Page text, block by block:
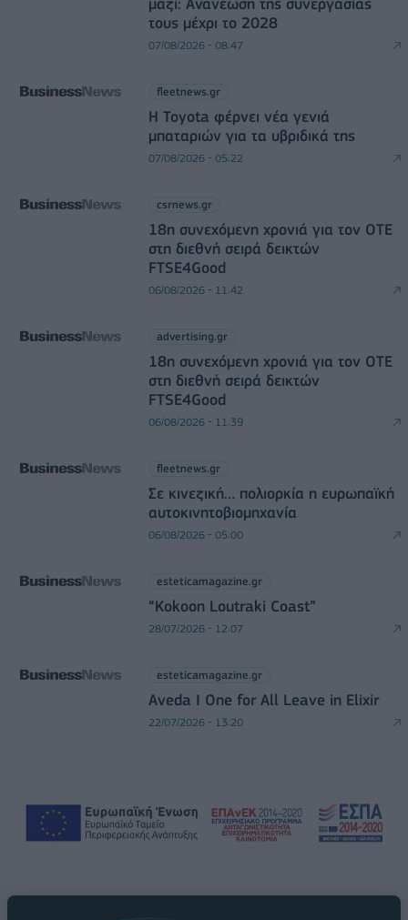
τους μέχρι το 2028
07/08/2026 - 08:47
fleetnews.gr
Η Toyota φέρνει νέα γενιά
μπαταριών για τα υβριδικά της
07/08/2026 - 05:22
csrnews.gr
18η συνεχόμενη χρονιά για τον ΟΤΕ
στη διεθνή σειρά δεικτών
FTSE4Good
06/08/2026 - 11:42
advertising.gr
18η συνεχόμενη χρονιά για τον ΟΤΕ
στη διεθνή σειρά δεικτών
FTSE4Good
06/08/2026 - 11:39
fleetnews.gr
Σε κινεζική… πολιορκία η ευρωπαϊκή
αυτοκινητοβιομηχανία
06/08/2026 - 05:00
esteticamagazine.gr
“Kokoon Loutraki Coast”
28/07/2026 - 12:07
esteticamagazine.gr
Aveda I One for All Leave in Elixir
22/07/2026 - 13:20